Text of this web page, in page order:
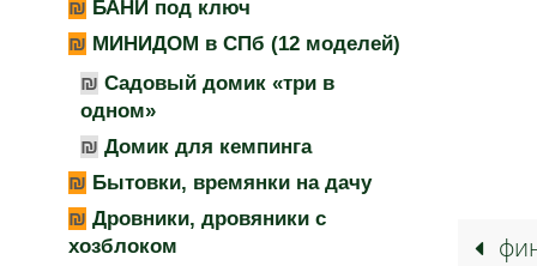
БАНИ под ключ
МИНИДОМ в СПб (12 моделей)
Садовый домик «три в
одном»
Домик для кемпинга
Бытовки, времянки на дачу
Дровники, дровяники с
хозблоком